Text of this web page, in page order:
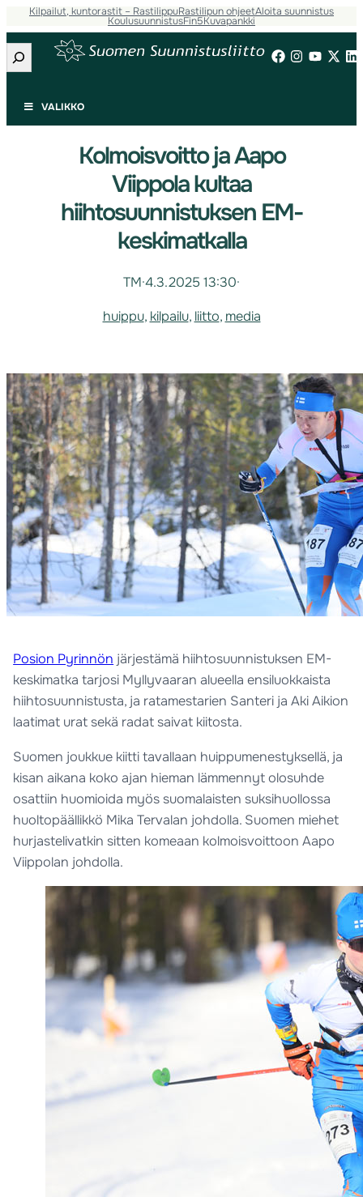
Kilpailut, kuntorastit – RastilippuRastilipun ohjeetAloita suunnistus
KoulusuunnistusFin5Kuvapankki
Etsi
VALIKKO
Kolmoisvoitto ja Aapo
Viippola kultaa
hiihtosuunnistuksen EM-
keskimatkalla
TM·4.3.2025 13:30·
huippu, kilpailu, liitto, media
Posion Pyrinnön järjestämä hiihtosuunnistuksen EM-
keskimatka tarjosi Myllyvaaran alueella ensiluokkaista
hiihtosuunnistusta, ja ratamestarien Santeri ja Aki Aikion
laatimat urat sekä radat saivat kiitosta.
Suomen joukkue kiitti tavallaan huippumenestyksellä, ja
kisan aikana koko ajan hieman lämmennyt olosuhde
osattiin huomioida myös suomalaisten suksihuollossa
huoltopäällikkö Mika Tervalan johdolla. Suomen miehet
hurjastelivatkin sitten komeaan kolmoisvoittoon Aapo
Viippolan johdolla.